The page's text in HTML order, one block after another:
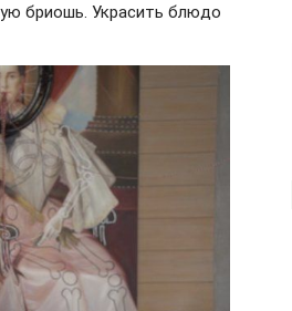
бриошь. Украсить блюдо